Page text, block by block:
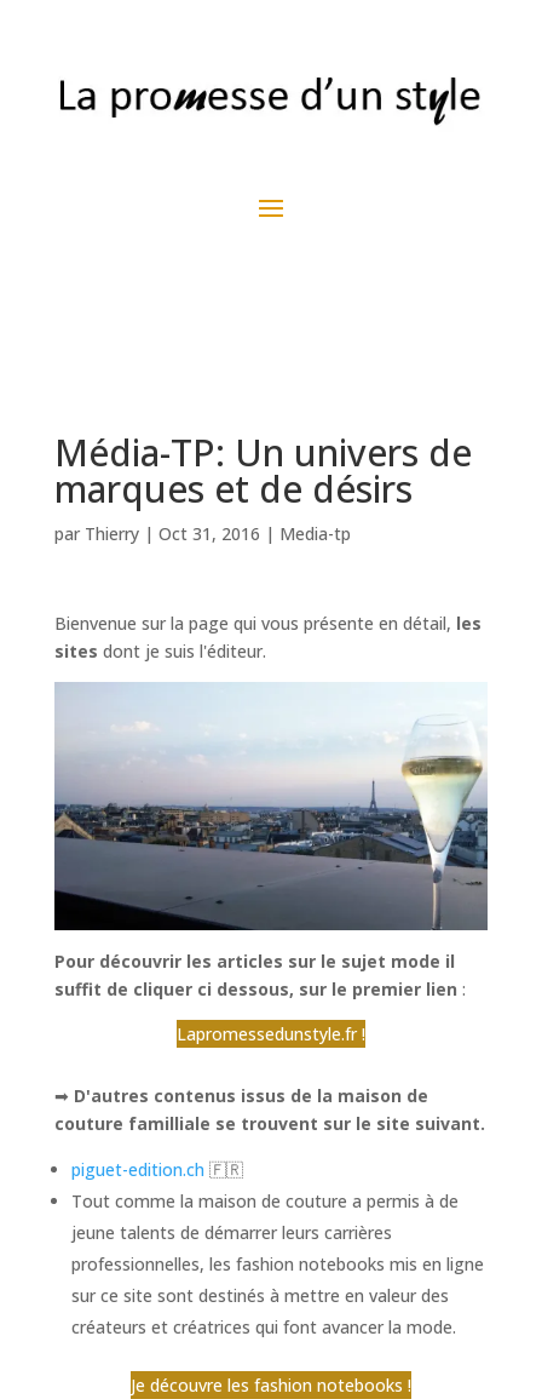
Média-TP: Un univers de
marques et de désirs
par Thierry| Oct 31, 2016 | Media-tp
Bienvenue sur la page qui vous présente en détail, les
sites dont je suis l'éditeur.
Pour découvrir les articles sur le sujet mode il
suffit de cliquer ci dessous, sur le premier lien :
Lapromessedunstyle.fr !
➡ D'autres contenus issus de la maison de
couture familliale se trouvent sur le site suivant.
piguet-edition.ch 🇫🇷
Tout comme la maison de couture a permis à de
jeune talents de démarrer leurs carrières
professionnelles, les fashion notebooks mis en ligne
sur ce site sont destinés à mettre en valeur des
créateurs et créatrices qui font avancer la mode.
Je découvre les fashion notebooks !